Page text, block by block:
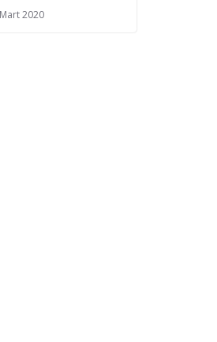
Dosyasında
2020